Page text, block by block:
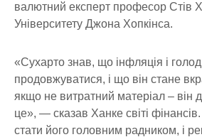
валютний експерт професор Стів
Університету Джона Хопкінса.
«Сухарто знав, що інфляція і
продовжуватися, і що він стане
якщо не витратний матеріал – він
це», — сказав Ханке світі
стати його головним радником, і